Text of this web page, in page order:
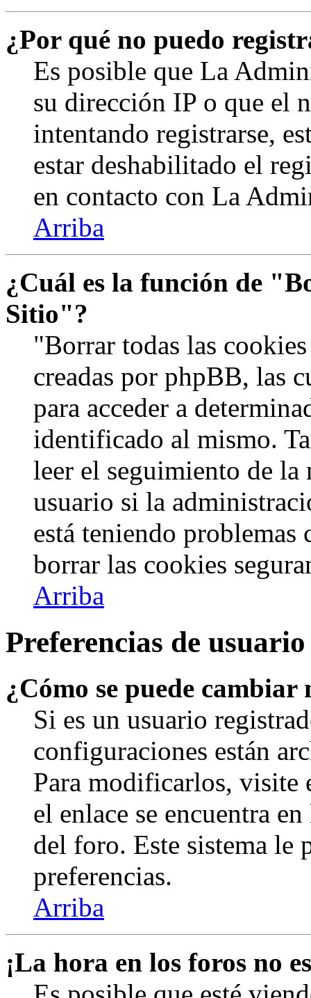
¿Por qué no puedo
Es posible que La
su dirección IP o que el
intentando registrarse,
estar deshabilitado el
en contacto con La
Arriba
¿Cuál es la función de
Sitio"?
"Borrar todas las
creadas por phpBB, las
para acceder a
identificado al mismo.
leer el seguimiento de
usuario si la
está teniendo
borrar las cookies
Arriba
Preferencias de
¿Cómo se puede
Si es un usuario
configuraciones están
Para modificarlos, visite
el enlace se encuentra
del foro. Este sistema le
preferencias.
Arriba
¡La hora en los foros no